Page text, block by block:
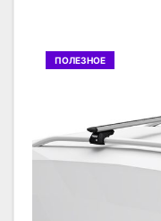
ПОЛЕЗНОЕ